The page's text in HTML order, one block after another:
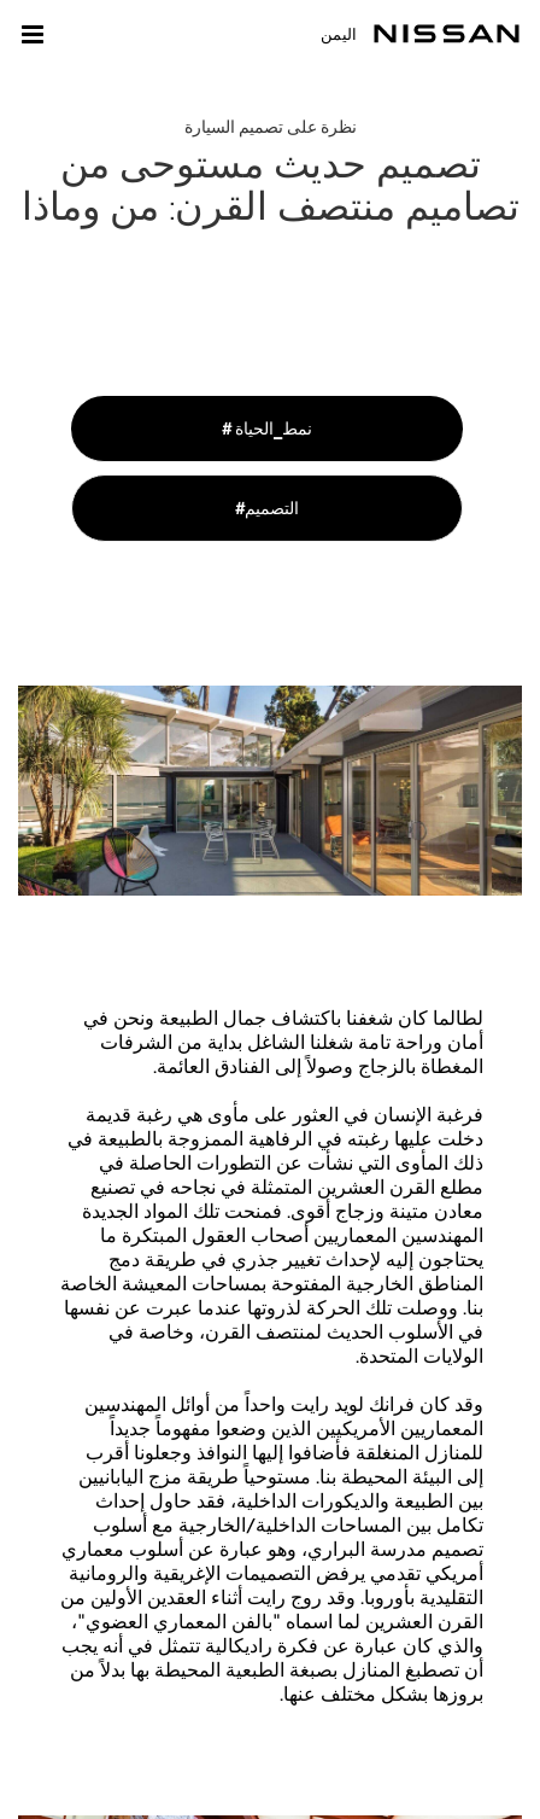
اليمن
نظرة على تصميم السيارة
تصميم حديث مستوحى من
تصاميم منتصف القرن: من وماذا
# نمط_الحياة
#التصميم
لطالما كان شغفنا باكتشاف جمال الطبيعة ونحن في
أمان وراحة تامة شغلنا الشاغل بداية من الشرفات
المغطاة بالزجاج وصولاً إلى الفنادق العائمة.
فرغبة الإنسان في العثور على مأوى هي رغبة قديمة
دخلت عليها رغبته في الرفاهية الممزوجة بالطبيعة في
ذلك المأوى التي نشأت عن التطورات الحاصلة في
مطلع القرن العشرين المتمثلة في نجاحه في تصنيع
معادن متينة وزجاج أقوى. فمنحت تلك المواد الجديدة
المهندسين المعماريين أصحاب العقول المبتكرة ما
يحتاجون إليه لإحداث تغيير جذري في طريقة دمج
المناطق الخارجية المفتوحة بمساحات المعيشة الخاصة
بنا. ووصلت تلك الحركة لذروتها عندما عبرت عن نفسها
في الأسلوب الحديث لمنتصف القرن، وخاصة في
الولايات المتحدة.
وقد كان فرانك لويد رايت واحداً من أوائل المهندسين
المعماريين الأمريكيين الذين وضعوا مفهوماً جديداً
للمنازل المنغلقة فأضافوا إليها النوافذ وجعلونا أقرب
إلى البيئة المحيطة بنا. مستوحياً طريقة مزج اليابانيين
بين الطبيعة والديكورات الداخلية، فقد حاول إحداث
تكامل بين المساحات الداخلية/الخارجية مع أسلوب
تصميم مدرسة البراري، وهو عبارة عن أسلوب معماري
أمريكي تقدمي يرفض التصميمات الإغريقية والرومانية
التقليدية بأوروبا. وقد روج رايت أثناء العقدين الأولين من
القرن العشرين لما اسماه "بالفن المعماري العضوي"،
والذي كان عبارة عن فكرة راديكالية تتمثل في أنه يجب
أن تصطبغ المنازل بصبغة الطبعية المحيطة بها بدلاً من
بروزها بشكل مختلف عنها.